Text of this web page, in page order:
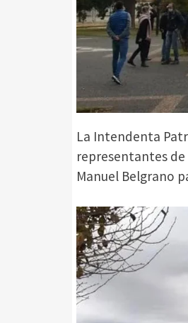
La Intendenta
representantes
Manuel Belgrano